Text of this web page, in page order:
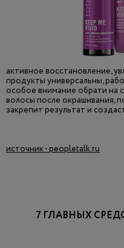
активное восстановление,
продукты универсальны,
особое внимание обрати на
волосы после окрашивания,
закрепит результат и
источник - peopletalk.ru
7 ГЛАВНЫХ